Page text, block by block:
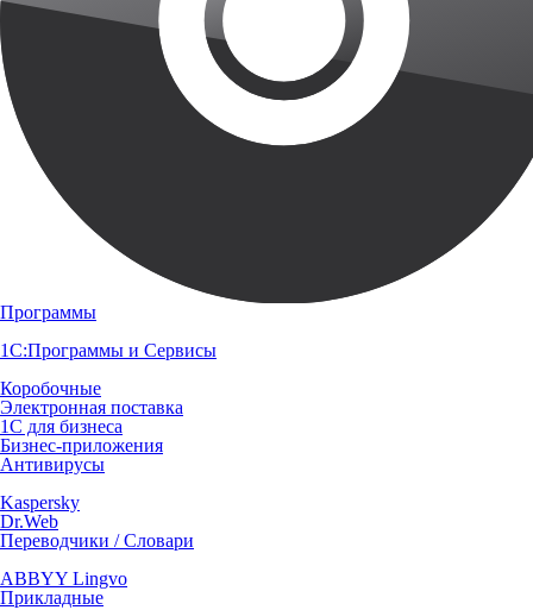
Программы
1С:Программы и Сервисы
Коробочные
Электронная поставка
1С для бизнеса
Бизнес-приложения
Антивирусы
Kaspersky
Dr.Web
Переводчики / Словари
ABBYY Lingvo
Прикладные